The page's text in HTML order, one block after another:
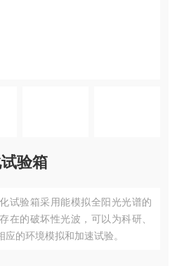
验箱
试验箱采用能模拟全阳光光谱的
在的破坏性光波，可以为科研、
的环境模拟和加速试验。